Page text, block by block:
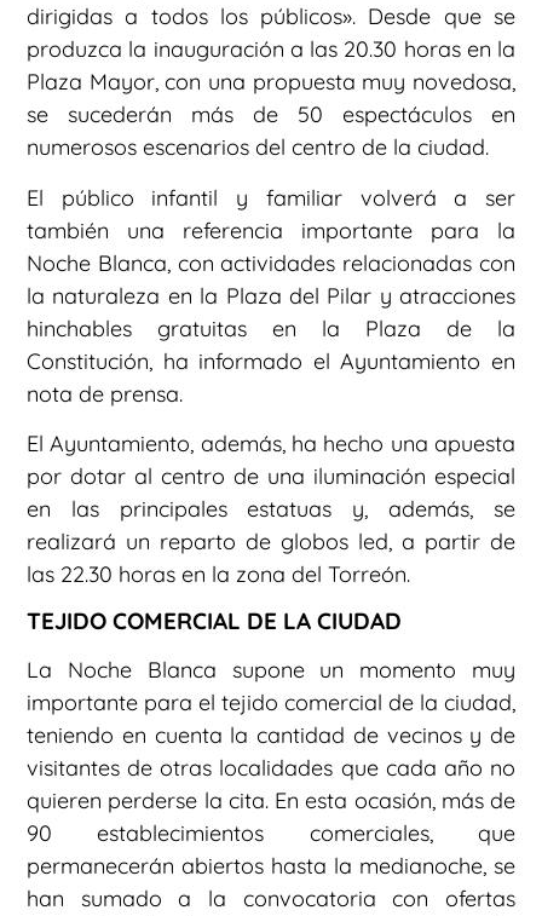
dirigidas a todos los públicos». Desde que se
produzca la inauguración a las 20.30 horas en la
Plaza Mayor, con una propuesta muy novedosa,
se sucederán más de 50 espectáculos en
numerosos escenarios del centro de la ciudad.
El público infantil y familiar volverá a ser
también una referencia importante para la
Noche Blanca, con actividades relacionadas con
la naturaleza en la Plaza del Pilar y atracciones
hinchables gratuitas en la Plaza de la
Constitución, ha informado el Ayuntamiento en
nota de prensa.
El Ayuntamiento, además, ha hecho una apuesta
por dotar al centro de una iluminación especial
en las principales estatuas y, además, se
realizará un reparto de globos led, a partir de
las 22.30 horas en la zona del Torreón.
TEJIDO COMERCIAL DE LA CIUDAD
La Noche Blanca supone un momento muy
importante para el tejido comercial de la ciudad,
teniendo en cuenta la cantidad de vecinos y de
visitantes de otras localidades que cada año no
quieren perderse la cita. En esta ocasión, más de
90 establecimientos comerciales, que
permanecerán abiertos hasta la medianoche, se
han sumado a la convocatoria con ofertas